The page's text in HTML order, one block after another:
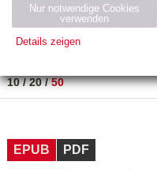
Neuerscheinung
PREIS
10/20/50
EPUB PDF
Nur notwendige Cookies
verwenden
Details zeigen
Name Zweck
ESSION
_ID
verlag.
de